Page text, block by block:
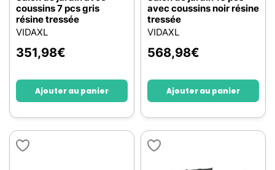
coussins 7 pcs gris
résine tressée
VIDAXL
351,98€
Ajouter au panier
avec coussins noir résine
tressée
VIDAXL
568,98€
Ajouter au panier